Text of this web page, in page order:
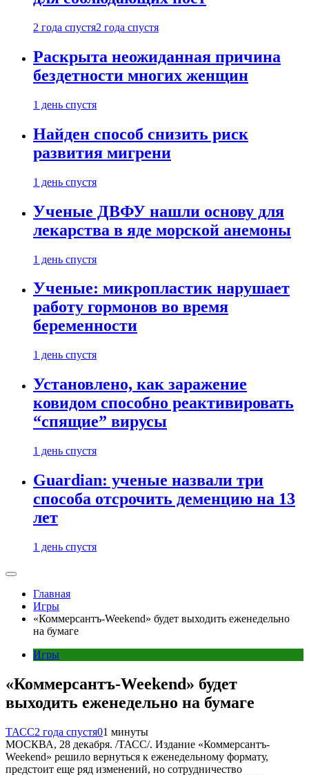
2 года спустя2 года спустя
Раскрыта неожиданная причина
бездетности многих женщин
1 день спустя
Найден способ снизить риск
развития мигрени
1 день спустя
Ученые ДВФУ нашли основу для
лекарства в яде морской анемоны
1 день спустя
Ученые: микропластик нарушает
работу гормонов во время
беременности
1 день спустя
Установлено, как заражение
ковидом способно реактивировать
“спящие” вирусы
1 день спустя
Guardian: ученые назвали три
способа отсрочить деменцию на 13
лет
1 день спустя
Главная
Игры
«Коммерсантъ-Weekend» будет выходить еженедельно
на бумаге
Игры
«Коммерсантъ-Weekend» будет
выходить еженедельно на бумаге
ТАСС2 года спустя01 минуты
МОСКВА, 28 декабря. /ТАСС/. Издание «Коммерсантъ-
Weekend» решило вернуться к еженедельному формату,
предстоит еще ряд изменений, но сотрудничество